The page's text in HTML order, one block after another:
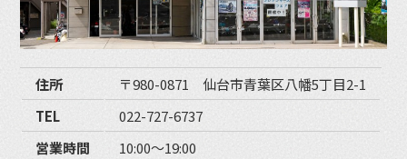
住所
〒980-0871 仙台市青葉区八幡5丁目2-1
TEL
022-727-6737
営業時間
10:00〜19:00